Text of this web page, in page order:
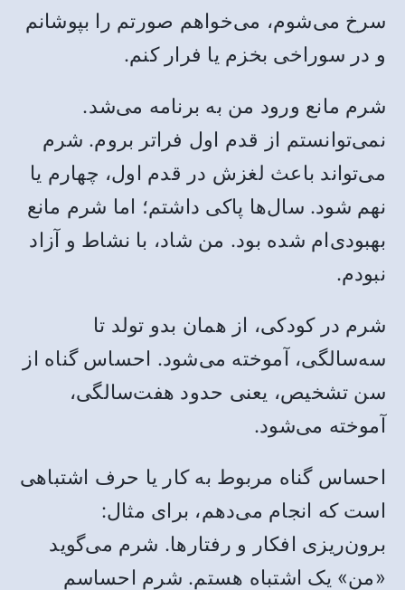
سرخ می‌شوم، می‌خواهم صورتم را بپوشانم
و در سوراخی بخزم یا فرار کنم.
شرم مانع ورود من به برنامه می‌شد.
نمی‌توانستم از قدم اول فراتر بروم. شرم
می‌تواند باعث لغزش در قدم اول، چهارم یا
نهم شود. سال‌ها پاکی داشتم؛ اما شرم مانع
بهبودی‌ام شده بود. من شاد، با نشاط و آزاد
نبودم.
شرم در کودکی، از همان بدو تولد تا
سه‌سالگی، آموخته می‌شود. احساس گناه از
سن تشخیص، یعنی حدود هفت‌سالگی،
آموخته می‌شود.
احساس گناه مربوط به کار یا حرف اشتباهی
است که انجام می‌دهم، برای مثال:
برون‌ریزی افکار و رفتارها. شرم می‌گوید
«من» یک اشتباه هستم. شرم احساسم